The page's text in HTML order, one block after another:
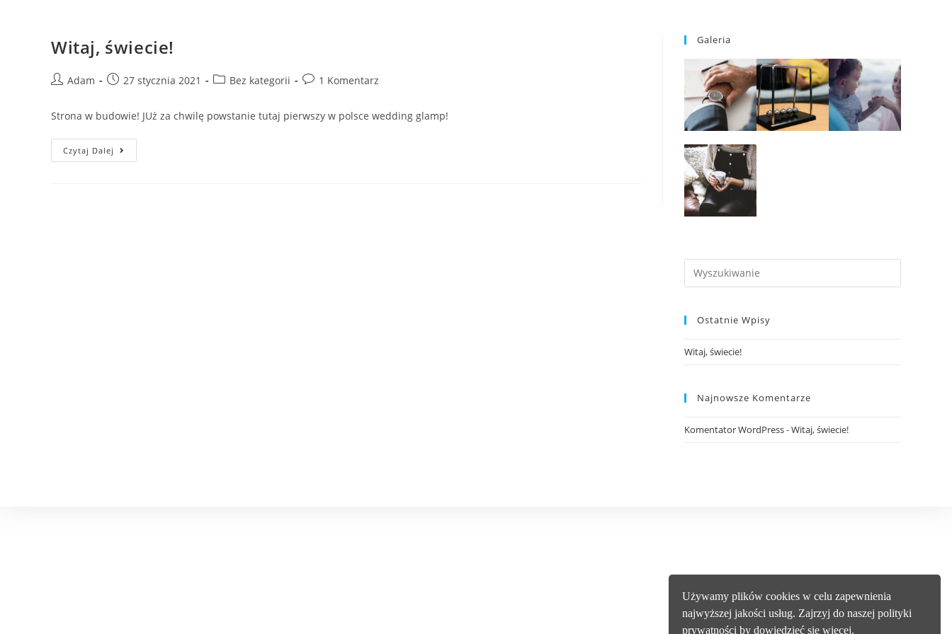
Witaj, świecie!
Adam 27 stycznia 2021 Bez kategorii 1 Komentarz
Strona w budowie! JUż za chwilę powstanie tutaj pierwszy w polsce wedding glamp!
Czytaj Dalej
Galeria
Ostatnie Wpisy
Witaj, świecie!
Najnowsze Komentarze
Komentator WordPress-Witaj, świecie!
Używamy plików cookies w celu zapewnienia
najwyższej jakości usług. Zajrzyj do naszej polityki
prywatności by dowiedzieć się więcej.